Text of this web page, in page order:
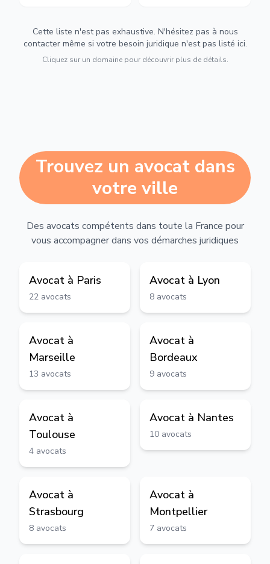
Cette liste n'est pas exhaustive. N'hésitez pas à nous
contacter même si votre besoin juridique n'est pas listé ici.
Cliquez sur un domaine pour découvrir plus de détails.
Trouvez un avocat dans
votre ville
Des avocats compétents dans toute la France pour
vous accompagner dans vos démarches juridiques
Avocat à Paris
22 avocats
Avocat à Lyon
8 avocats
Avocat à
Marseille
13 avocats
Avocat à
Bordeaux
9 avocats
Avocat à
Toulouse
4 avocats
Avocat à Nantes
10 avocats
Avocat à
Strasbourg
8 avocats
Avocat à
Montpellier
7 avocats